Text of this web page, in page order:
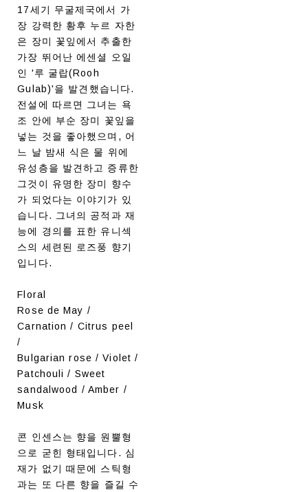
17세기 무굴제국에서 가
장 강력한 황후 누르 자한
은 장미 꽃잎에서 추출한
가장 뛰어난 에센셜 오일
인 '루 굴랍(Rooh
Gulab)'을 발견했습니다.
전설에 따르면 그녀는 욕
조 안에 부순 장미 꽃잎을
넣는 것을 좋아했으며, 어
느 날 밤새 식은 물 위에
유성층을 발견하고 증류한
그것이 유명한 장미 향수
가 되었다는 이야기가 있
습니다. 그녀의 공적과 재
능에 경의를 표한 유니섹
스의 세련된 로즈풍 향기
입니다.
Floral
Rose de May /
Carnation / Citrus peel
/
Bulgarian rose / Violet /
Patchouli / Sweet
sandalwood / Amber /
Musk
콘 인센스는 향을 원뿔형
으로 굳힌 형태입니다. 심
재가 없기 때문에 스틱형
과는 또 다른 향을 즐길 수